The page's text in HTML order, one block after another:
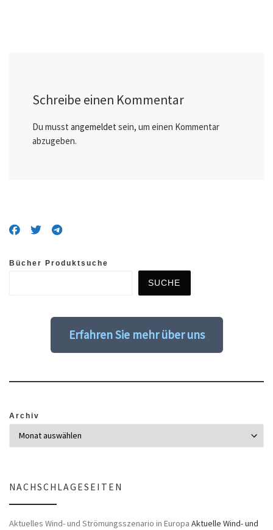
Schreibe einen Kommentar
Du musst angemeldet sein, um einen Kommentar
abzugeben.
Bücher Produktsuche
SUCHE
Erfahren Sie mehr über uns
Archiv
NACHSCHLAGESEITEN
Aktuelles Wind- und Strömungsszenario in Europa Aktuelle Wind- und